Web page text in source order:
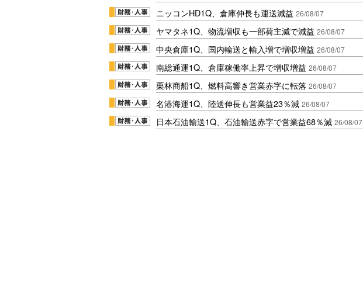
ニッコンHD1Q、倉庫伸長も運送減益 26/08/07
ヤマタネ1Q、物流増収も一部荷主減で減益 26/08/07
中央倉庫1Q、国内輸送と輸入増で増収増益 26/08/07
南総通運1Q、倉庫稼働率上昇で増収増益 26/08/07
栗林商船1Q、燃料高響き営業赤字に転落 26/08/07
名港海運1Q、陸送伸長も営業益23％減 26/08/07
日本石油輸送1Q、石油輸送赤字で営業益68％減 26/08/07